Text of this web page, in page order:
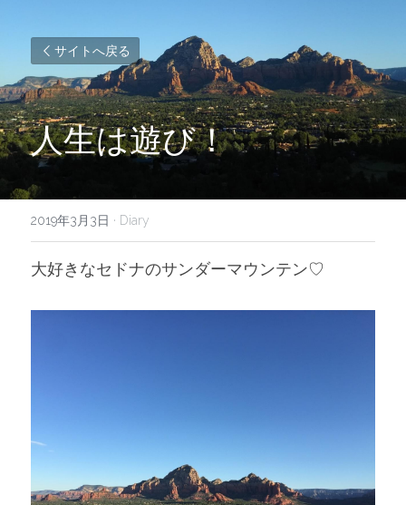
サイトへ戻る
人生は遊び！
2019年3月3日 · Diary
大好きなセドナのサンダーマウンテン♡